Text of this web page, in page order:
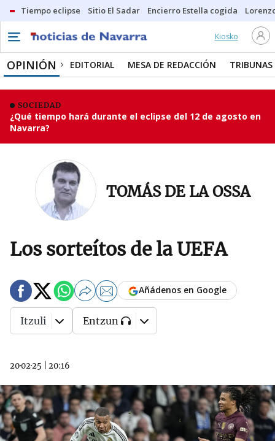
Tiempo eclipse Sitio El Sadar Encierro Estella cogida
Kiosko
OPINIÓN EDITORIAL MESA DE REDACCIÓN TRIBUNAS
SOCIEDAD
¿Qué tiempo hará durante el eclipse del 12 de agosto en
Navarra?
TOMÁS DE LA OSSA
Los sorteítos de la UEFA
20·02·25 20:16
Añádenos en Google
Itzuli Entzun